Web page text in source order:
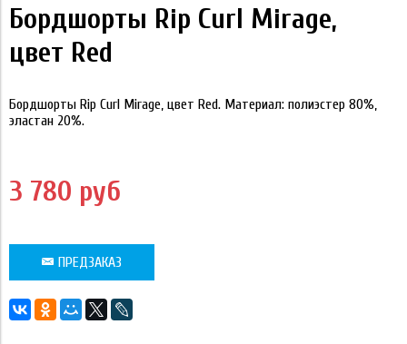
Бордшорты Rip Curl Mirage,
цвет Red
Бордшорты Rip Curl Mirage, цвет Red. Материал: полиэстер 80%,
эластан 20%.
3 780 руб
ПРЕДЗАКАЗ